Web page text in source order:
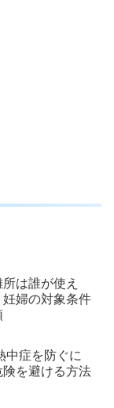
は誰が使え
婦の対象条件
中症を防ぐに
を避ける方法